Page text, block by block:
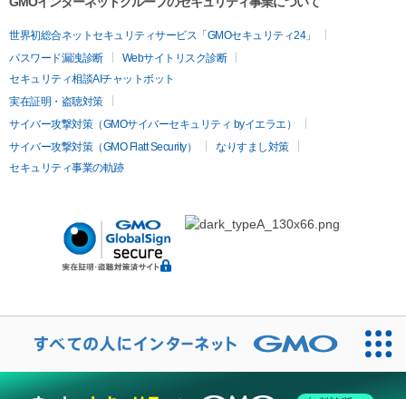
世界初総合ネットセキュリティサービス「GMOセキュリティ24」
パスワード漏洩診断
Webサイトリスク診断
セキュリティ相談AIチャットボット
実在証明・盗聴対策
サイバー攻撃対策（GMOサイバーセキュリティ byイエラエ）
サイバー攻撃対策（GMO Flatt Security）
なりすまし対策
セキュリティ事業の軌跡